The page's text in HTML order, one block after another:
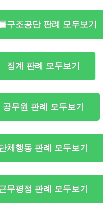
구조공단 판례 모두보기
징계 판례 모두보기
공무원 판례 모두보기
체행동 판례 모두보기
무평정 판례 모두보기